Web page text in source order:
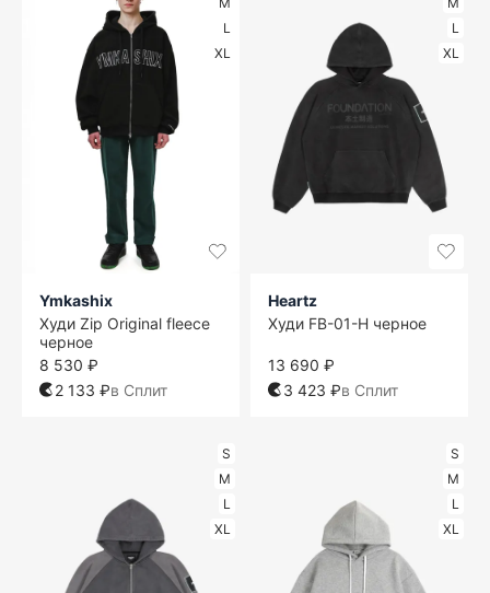
L
XL
Ymkashix
Худи Zip Original fleece
черное
8 530 ₽
2 133 ₽в Сплит
L
XL
Heartz
Худи FB-01-H черное
13 690 ₽
3 423 ₽в Сплит
S
M
L
XL
S
M
L
XL